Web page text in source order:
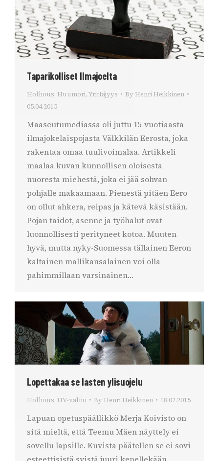
Taparikolliset Ilmajoelta
Holhous, Huumori, Yrittäjyys By Henri Heikkinen
05.04.2015
Maaseutumediassa oli juttu 15-vuotiaasta
ilmajokelaispojasta Välkkilän Eerosta, joka
rakentaa omaa tuulivoimalaa. Artikkeli
maalaa kuvan kunnollisen oloisesta
nuoresta miehestä, joka ei jää sohvan
pohjalle makaamaan. Pienestä pitäen Eero
on ollut ahkera, reipas ja kätevä käsistään.
Pojan taidot, asenne ja työhalut ovat
luonnollisesti perityneet kotoa. Muuten
hyvä, mutta nyky-Suomessa tällainen Eeron
kaltainen mallikansalainen voi olla
pahimmillaan varsinainen…
Lopettakaa se lasten ylisuojelu
Holhous, HV-valtio By Henri Heikkinen 18.02.2015
Lapuan opetuspäällikkö Merja Koivisto on
sitä mieltä, että Teemu Mäen näyttely ei
sovellu lapsille. Kuvista päätellen se ei sovi